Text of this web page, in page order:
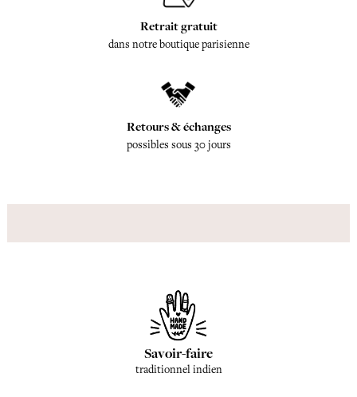
Retrait gratuit
dans notre boutique parisienne
Retours & échanges
possibles sous 30 jours
Savoir-faire
traditionnel indien